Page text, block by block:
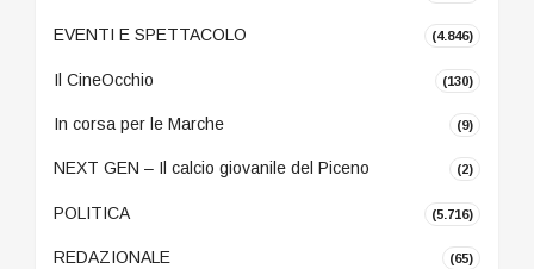
EVENTI E SPETTACOLO (4.846)
Il CineOcchio (130)
In corsa per le Marche (9)
NEXT GEN – Il calcio giovanile del Piceno (2)
POLITICA (5.716)
REDAZIONALE (65)